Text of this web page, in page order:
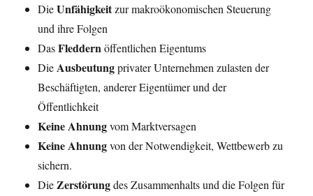
DieUnfähigkeitzur makroökonomischen Steuerung
und ihre Folgen
DasFleddernöffentlichen Eigentums
DieAusbeutungprivater Unternehmen zulasten der
Beschäftigten, anderer Eigentümer und der
Öffentlichkeit
Keine Ahnungvom Marktversagen
Keine Ahnungvon der Notwendigkeit, Wettbewerb zu
sichern.
DieZerstörungdes Zusammenhalts und die Folgen für